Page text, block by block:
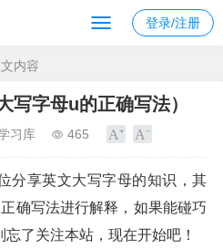
登录/注册
内容
写字母u的正确写法）
习库 465
分享英文大写字母的知识，其
确写法进行解释，如果能碰巧
了关注本站，现在开始吧！